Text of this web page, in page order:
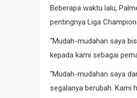
Beberapa waktu lalu,
pentingnya Liga
“Mudah-mudahan saya
kepada kami sebagai
“Mudah-mudahan saya
segalanya berubah. Kami